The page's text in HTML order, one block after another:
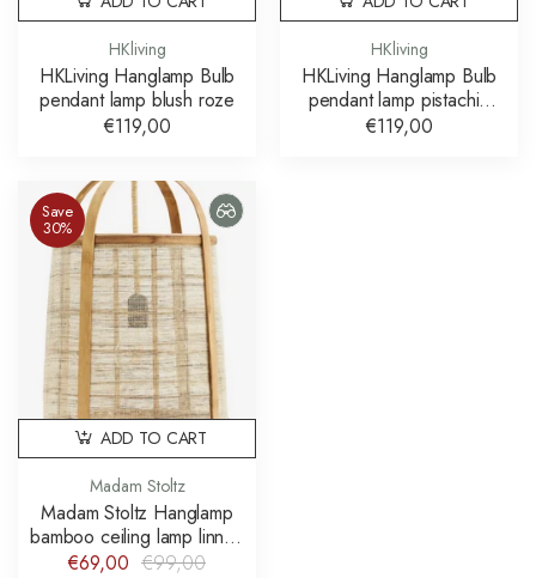
HKliving
HKLiving Hanglamp Bulb
pendant lamp blush roze
€119,00
HKliving
HKLiving Hanglamp Bulb
pendant lamp pistachio
groen
€119,00
Save
30%
Madam Stoltz
Madam Stoltz Hanglamp
bamboo ceiling lamp linnen
bamboe
€69,00 €99,00
ADD TO CART